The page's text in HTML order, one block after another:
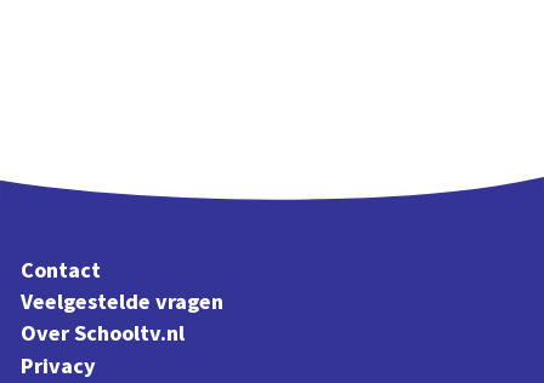
Contact
Veelgestelde vragen
Over Schooltv.nl
Privacy